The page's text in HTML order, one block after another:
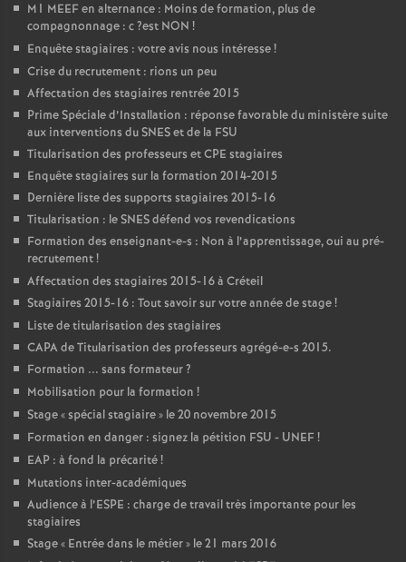
M1 MEEFen alternance : Moins de formation, plus de
compagnonnage : c?est NON !
Enquête stagiaires : votre avis nous intéresse!
Crise du recrutement : rions un peu
Affectation des stagiaires rentrée 2015
Prime Spéciale d’Installation : réponse favorable du ministère suite
aux interventions duSNESet de la FSU
Titularisation des professeurs etCPE stagiaires
Enquête stagiaires sur la formation 2014-2015
Dernière liste des supports stagiaires 2015-16
Titularisation : leSNESdéfend vos revendications
Formation des enseignant-e-s : Non à l’apprentissage, oui au pré-
recrutement!
Affectation des stagiaires 2015-16 à Créteil
Stagiaires 2015-16 : Tout savoir sur votre année de stage!
Liste de titularisation des stagiaires
CAPAde Titularisation des professeurs agrégé-e-s 2015.
Formation ... sans formateur?
Mobilisation pour la formation !
Stage «spécial stagiaire» le 20 novembre 2015
Formation en danger : signez la pétition FSU - UNEF!
EAP : à fond la précarité!
Mutations inter-académiques
Audience à l’ESPE : charge de travail très importante pour les
stagiaires
Stage « Entrée dans le métier» le 21 mars 2016